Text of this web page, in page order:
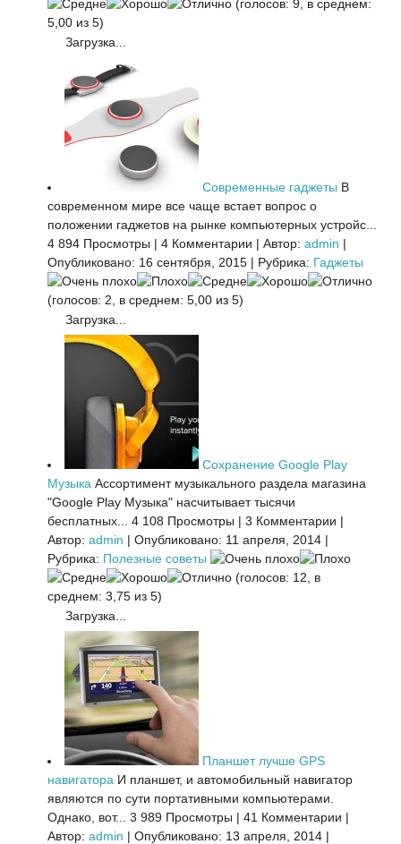
(голосов: 9, в среднем:
5,00 из 5)
Загрузка...
Современные гаджеты В
современном мире все чаще встает вопрос о
положении гаджетов на рынке компьютерных устройс...
4 894 Просмотры | 4 Комментарии | Автор: admin |
Опубликовано: 16 сентября, 2015 | Рубрика: Гаджеты
(голосов: 2, в среднем: 5,00 из 5)
Загрузка...
Сохранение Google Play
Музыка Ассортимент музыкального раздела магазина
"Google Play Музыка" насчитывает тысячи
бесплатных...
4 108 Просмотры | 3 Комментарии |
Автор: admin | Опубликовано: 11 апреля, 2014 |
Рубрика: Полезные советы
(голосов: 12, в
среднем: 3,75 из 5)
Загрузка...
Планшет лучше GPS
навигатора И планшет, и автомобильный навигатор
являются по сути портативными компьютерами.
Однако, вот...
3 989 Просмотры | 41 Комментарии |
Автор: admin | Опубликовано: 13 апреля, 2014 |